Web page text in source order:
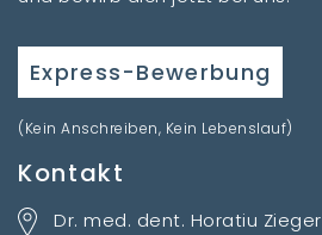
Express-Bewerbung
(Kein Anschreiben, Kein Lebenslauf)
Kontakt
Dr. med. dent. Horatiu Zieger